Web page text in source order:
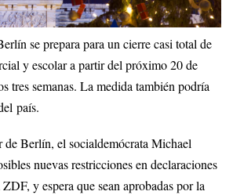
se prepara para un cierre casi total de
y escolar a partir del próximo 20 de
tres semanas. La medida también podría
país.
de Berlín, el socialdemócrata Michael
nuevas restricciones en declaraciones
y espera que sean aprobadas por la